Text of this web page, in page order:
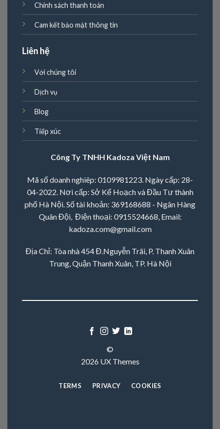
Chính sách thanh toán
Cam kết bảo mật thông tin
Liên hệ
Với chúng tôi
Dịch vụ
Blog
Tiếp xúc
Công Ty TNHH Kadoza Việt Nam
Mã số doanh nghiêp: 0109981223. Ngày cấp: 28-
04-2022. Nơi cấp: Sở Kế Hoạch và Đầu Tư thành
phố Hà Nội. Số tài khoản: 369168688 - Ngân Hàng
Quân Đội, Điện thoại: 0915524668 , Email:
kadoza.com@gmail.com
Địa Chỉ: Tòa nhà 454 Đ.Nguyễn Trãi, P. Thanh Xuân
Trung, Quận Thanh Xuân, TP. Hà Nội
©
2026 UX Themes
TERMS PRIVACY COOKIES